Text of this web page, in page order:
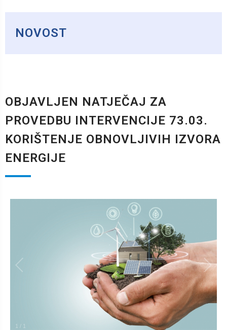
NOVOST
OBJAVLJEN NATJEČAJ ZA
PROVEDBU INTERVENCIJE 73.03.
KORIŠTENJE OBNOVLJIVIH IZVORA
ENERGIJE
1 / 1